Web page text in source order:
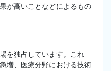
が高いことなどによるもの
を独占しています。これ
増、医療分野における技術